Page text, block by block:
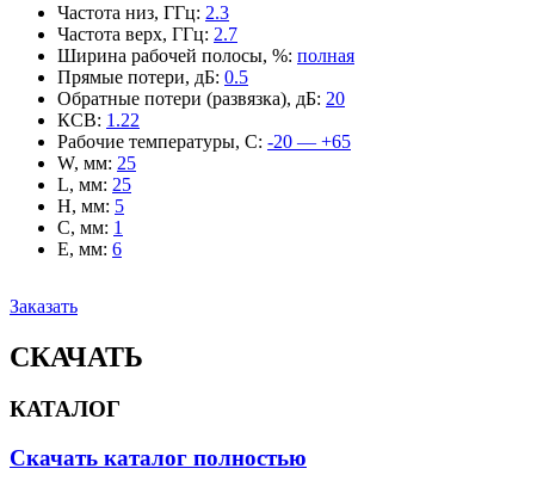
Частота низ, ГГц: 2.3
Частота верх, ГГц: 2.7
Ширина рабочей полосы, %: полная
Прямые потери, дБ: 0.5
Обратные потери (развязка), дБ: 20
КСВ: 1.22
Рабочие температуры, С: -20 — +65
W, мм: 25
L, мм: 25
H, мм: 5
C, мм: 1
E, мм: 6
Заказать
СКАЧАТЬ
КАТАЛОГ
Скачать каталог полностью